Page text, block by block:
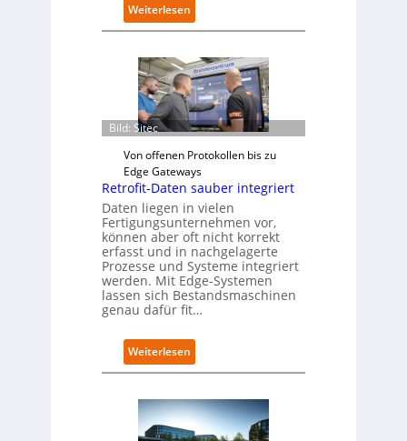
Weiterlesen:
E
-
K
o
m
m
i
s
s
i
o
n
s
t
a
r
t
t
B
i
t
e
r
Bild: Sitec
Von offenen Protokollen bis zu
Edge Gateways
Retrofit-Daten sauber integriert
Daten liegen in vielen
Fertigungsunternehmen vor,
können aber oft nicht korrekt
erfasst und in nachgelagerte
Prozesse und Systeme integriert
werden. Mit Edge-Systemen
lassen sich Bestandsmaschinen
genau dafür fit…
Weiterlesen:
R
t
r
o